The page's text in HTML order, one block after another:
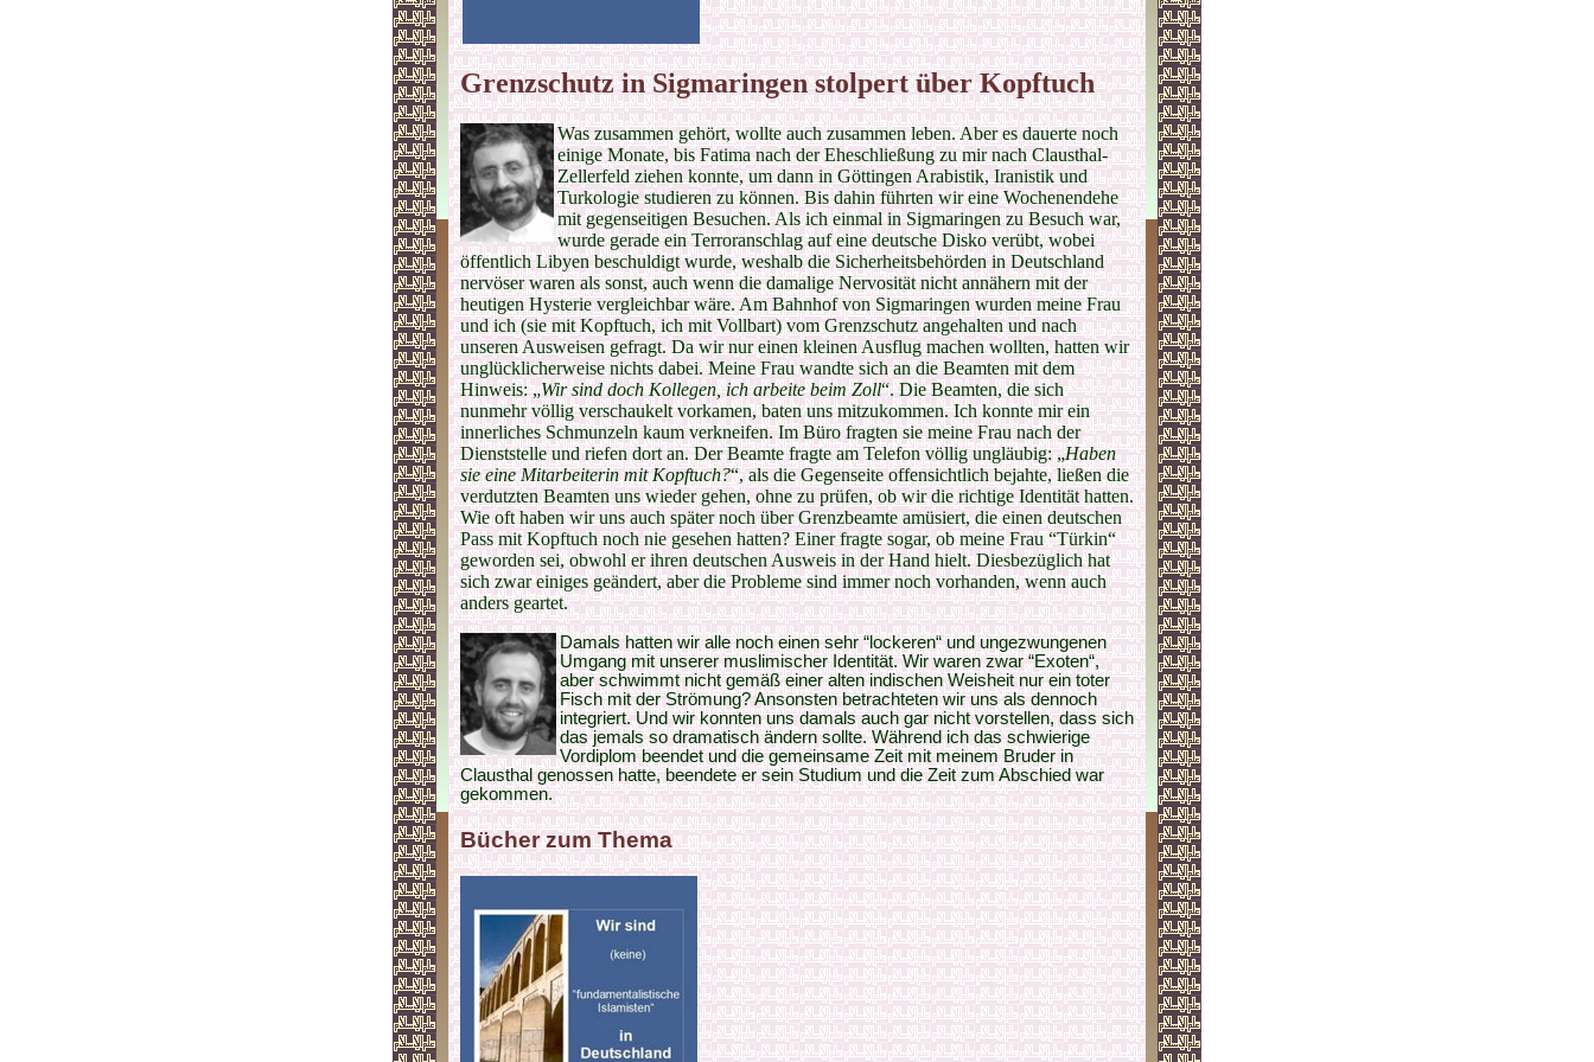
Grenzschutz in Sigmaringen stolpert über Kopftuch
Was zusammen gehört, wollte auch zusammen leben. Aber es dauerte noch
einige Monate, bis Fatima nach der Eheschließung zu mir nach Clausthal-
Zellerfeld ziehen konnte, um dann in Göttingen Arabistik, Iranistik und
Turkologie studieren zu können. Bis dahin führten wir eine Wochenendehe
mit gegenseitigen Besuchen. Als ich einmal in Sigmaringen zu Besuch war,
wurde gerade ein Terroranschlag auf eine deutsche Disko verübt, wobei
öffentlich Libyen beschuldigt wurde, weshalb die Sicherheitsbehörden in Deutschland
nervöser waren als sonst, auch wenn die damalige Nervosität nicht annähern mit der
heutigen Hysterie vergleichbar wäre. Am Bahnhof von Sigmaringen wurden meine Frau
und ich (sie mit Kopftuch, ich mit Vollbart) vom Grenzschutz angehalten und nach
unseren Ausweisen gefragt. Da wir nur einen kleinen Ausflug machen wollten, hatten wir
unglücklicherweise nichts dabei. Meine Frau wandte sich an die Beamten mit dem
Hinweis: „Wir sind doch Kollegen, ich arbeite beim Zoll“. Die Beamten, die sich
nunmehr völlig verschaukelt vorkamen, baten uns mitzukommen. Ich konnte mir ein
innerliches Schmunzeln kaum verkneifen. Im Büro fragten sie meine Frau nach der
Dienststelle und riefen dort an. Der Beamte fragte am Telefon völlig ungläubig: „Haben
sie eine Mitarbeiterin mit Kopftuch?“, als die Gegenseite offensichtlich bejahte, ließen die
verdutzten Beamten uns wieder gehen, ohne zu prüfen, ob wir die richtige Identität hatten.
Wie oft haben wir uns auch später noch über Grenzbeamte amüsiert, die einen deutschen
Pass mit Kopftuch noch nie gesehen hatten? Einer fragte sogar, ob meine Frau “Türkin“
geworden sei, obwohl er ihren deutschen Ausweis in der Hand hielt. Diesbezüglich hat
sich zwar einiges geändert, aber die Probleme sind immer noch vorhanden, wenn auch
anders geartet.
Damals hatten wir alle noch einen sehr “lockeren“ und ungezwungenen
Umgang mit unserer muslimischer Identität. Wir waren zwar “Exoten“,
aber schwimmt nicht gemäß einer alten indischen Weisheit nur ein toter
Fisch mit der Strömung? Ansonsten betrachteten wir uns als dennoch
integriert. Und wir konnten uns damals auch gar nicht vorstellen, dass sich
das jemals so dramatisch ändern sollte. Während ich das schwierige
Vordiplom beendet und die gemeinsame Zeit mit meinem Bruder in
Clausthal genossen hatte, beendete er sein Studium und die Zeit zum Abschied war
gekommen.
Bücher zum Thema